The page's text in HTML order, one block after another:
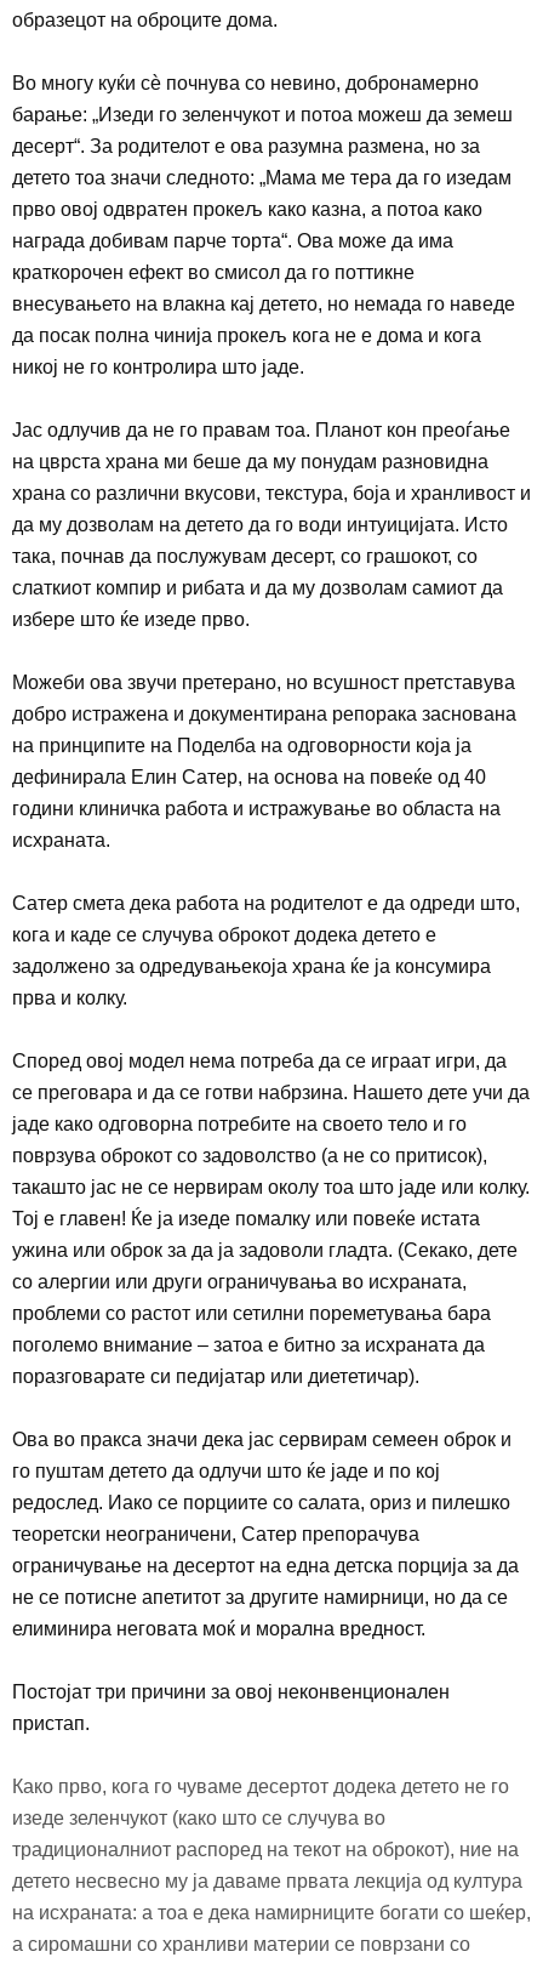
образецот на оброците дома.
Во многу куќи сѐ почнува со невино, добронамерно
барање: „Изеди го зеленчукот и потоа можеш да земеш
десерт“. За родителот е ова разумна размена, но за
детето тоа значи следното: „Мама ме тера да го изедам
прво овој одвратен прокељ како казна, а потоа како
награда добивам парче торта“. Ова може да има
краткорочен ефект во смисол да го поттикне
внесувањето на влакна кај детето, но немада го наведе
да посак полна чинија прокељ кога не е дома и кога
никој не го контролира што јаде.
Јас одлучив да не го правам тоа. Планот кон преоѓање
на цврста храна ми беше да му понудам разновидна
храна со различни вкусови, текстура, боја и хранливост и
да му дозволам на детето да го води интуицијата. Исто
така, почнав да послужувам десерт, со грашокот, со
слаткиот компир и рибата и да му дозволам самиот да
избере што ќе изеде прво.
Можеби ова звучи претерано, но всушност претставува
добро истражена и документирана репорака заснована
на принципите на Поделба на одговорности која ја
дефинирала Елин Сатер, на основа на повеќе од 40
години клиничка работа и истражување во областа на
исхраната.
Сатер смета дека работа на родителот е да одреди што,
кога и каде се случува оброкот додека детето е
задолжено за одредувањекоја храна ќе ја консумира
прва и колку.
Според овој модел нема потреба да се играат игри, да
се преговара и да се готви набрзина. Нашето дете учи да
јаде како одговорна потребите на своето тело и го
поврзува оброкот со задоволство (а не со притисок),
такашто јас не се нервирам околу тоа што јаде или колку.
Тој е главен! Ќе ја изеде помалку или повеќе истата
ужина или оброк за да ја задоволи гладта. (Секако, дете
со алергии или други ограничувања во исхраната,
проблеми со растот или сетилни пореметувања бара
поголемо внимание – затоа е битно за исхраната да
поразговарате си педијатар или диететичар).
Ова во пракса значи дека јас сервирам семеен оброк и
го пуштам детето да одлучи што ќе јаде и по кој
редослед. Иако се порциите со салата, ориз и пилешко
теоретски неограничени, Сатер препорачува
ограничување на десертот на една детска порција за да
не се потисне апетитот за другите намирници, но да се
елиминира неговата моќ и морална вредност.
Постојат три причини за овој неконвенционален
пристап.
Како прво, кога го чуваме десертот додека детето не го
изеде зеленчукот (како што се случува во
традиционалниот распоред на текот на оброкот), ние на
детето несвесно му ја даваме првата лекција од култура
на исхраната: а тоа е дека намирниците богати со шеќер,
а сиромашни со хранливи материи се поврзани со